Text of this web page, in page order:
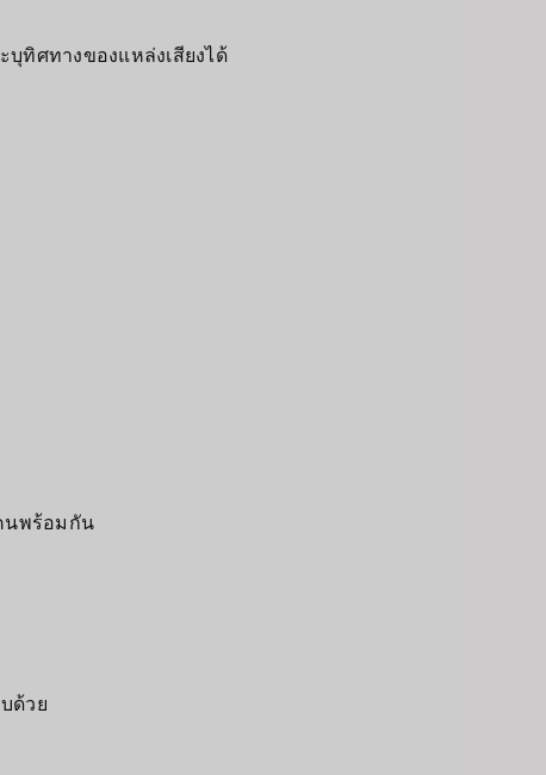
ทิศทางของแหล่งเสียงได้
นพร้อมกัน
ด้วย